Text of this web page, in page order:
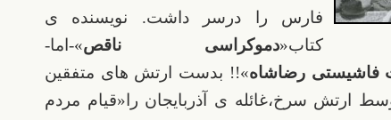
فارس را درسر داشت. نویسنده ی
کتاب«دموکراسی ناقص»-اما-
فاشیستی رضاشاه»!! بدست ارتش های متفقین
ارتش سرخ،غائله ی آذربایجان را«قیام مردم